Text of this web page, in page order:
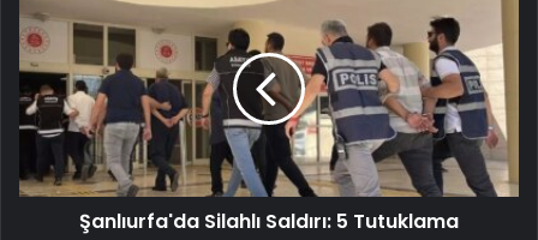
Şanlıurfa'da Silahlı Saldırı: 5 Tutuklama